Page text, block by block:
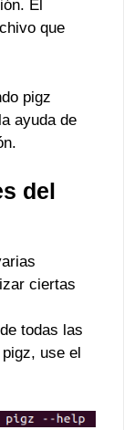
El
que
pigz
ayuda de
del
ciertas
todas las
use el